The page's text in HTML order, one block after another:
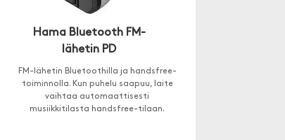
Hama Bluetooth FM-
lähetin PD
FM-lähetin Bluetoothilla ja handsfree-
toiminnolla. Kun puhelu saapuu, laite
vaihtaa automaattisesti
musiikkitilasta handsfree-tilaan.